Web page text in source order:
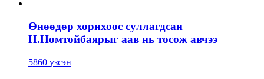
Өнөөдөр хорихоос суллагдсан
Н.Номтойбаярыг аав нь тосож авчээ
5860 үзсэн